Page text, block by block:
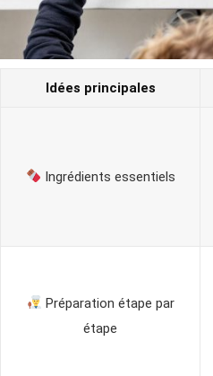
Idées principales
Ingrédients essentiels
Préparation étape par
étape